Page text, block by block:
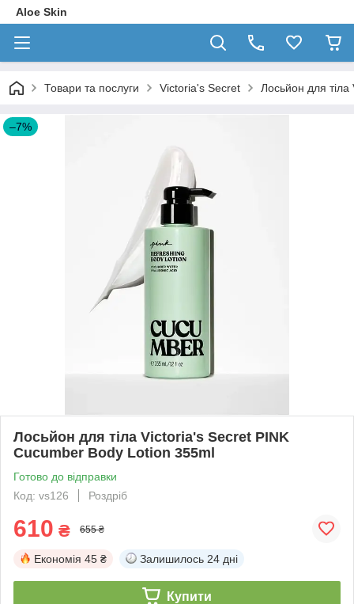
Aloe Skin
Товари та послуги Victoria's Secret Лосьйон для
–7%
Лосьйон для тіла Victoria's Secret PINK
Cucumber Body Lotion 355ml
Готово до відправки
Код: vs126
Роздріб
610 ₴ 655 ₴
Економія 45 ₴ Залишилось 24 дні
Купити